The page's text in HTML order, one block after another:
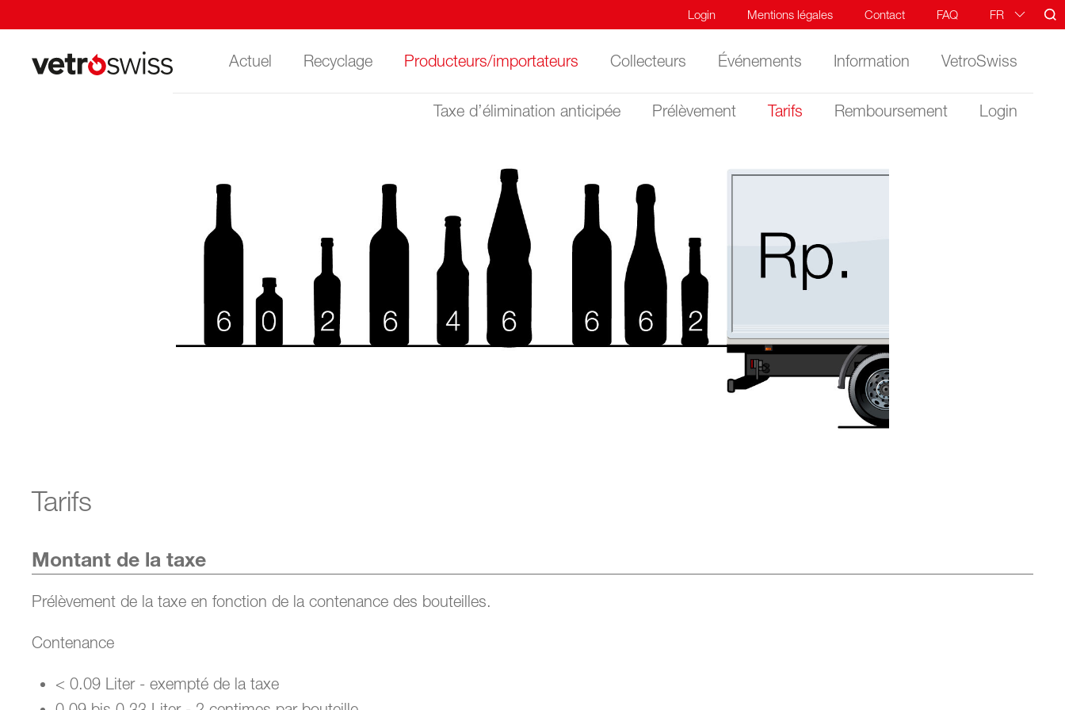
Login Mentions légales Contact FAQ FR
Actuel Recyclage Producteurs/importateurs
Taxe d’élimination anticipée Prélèvement Tarifs Remboursement Login
Collecteurs Événements Information VetroSwiss
Tarifs
Montant de la taxe
Prélèvement de la taxe en fonction de la contenance des bouteilles.
Contenance
< 0.09 Liter - exempté de la taxe